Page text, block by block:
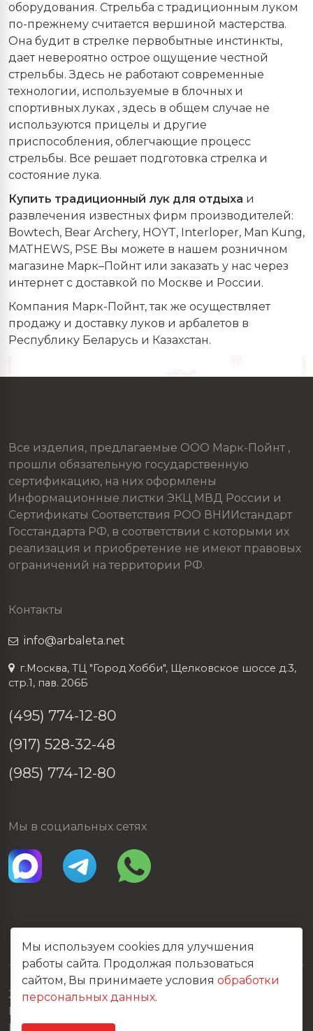
оборудования. Стрельба с традиционным луком
по-прежнему считается вершиной мастерства.
Она будит в стрелке первобытные инстинкты,
дает невероятно острое ощущение честной
стрельбы. Здесь не работают современные
технологии, используемые в блочных и
спортивных луках , здесь в общем случае не
используются прицелы и другие
приспособления, облегчающие процесс
стрельбы. Все решает подготовка стрелка и
состояние лука.
Купить традиционный лук для отдыха и
развлечения известных фирм производителей:
Bowtech, Bear Archery, HOYT, Interloper, Man Kung,
MATHEWS, PSE Вы можете в нашем розничном
магазине Марк–Пойнт или заказать у нас через
интернет с доставкой по Москве и России.
Компания Марк-Пойнт, так же осуществляет
продажу и доставку луков и арбалетов в
Республику Беларусь и Казахстан.
Все изделия, предлагаемые ООО Марк-Пойнт ,
прошли обязательную государственную
сертификацию, на них оформлены
Информационные листки ЭКЦ МВД России и
Сертификаты Соответствия РОО ВНИИстандарт
Госстандарта РФ, в соответствии с которыми их
реализация и приобретение не имеют правовых
ограничений на территории РФ.
Контакты
info@arbaleta.net
г.Москва, ТЦ "Город Хобби", Щелковское шоссе д.3,
стр.1, пав. 206Б
(495) 774-12-80
(917) 528-32-48
(985) 774-12-80
Мы в социальных сетях
2026 © Все права защищены
Политика конфиденциальности
Карта сайта
Мы используем cookies для улучшения
работы сайта. Продолжая пользоваться
сайтом, Вы принимаете условия обработки
персональных данных.